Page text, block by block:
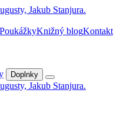
PoukážkyKnižný blogKontakt
Doplnky